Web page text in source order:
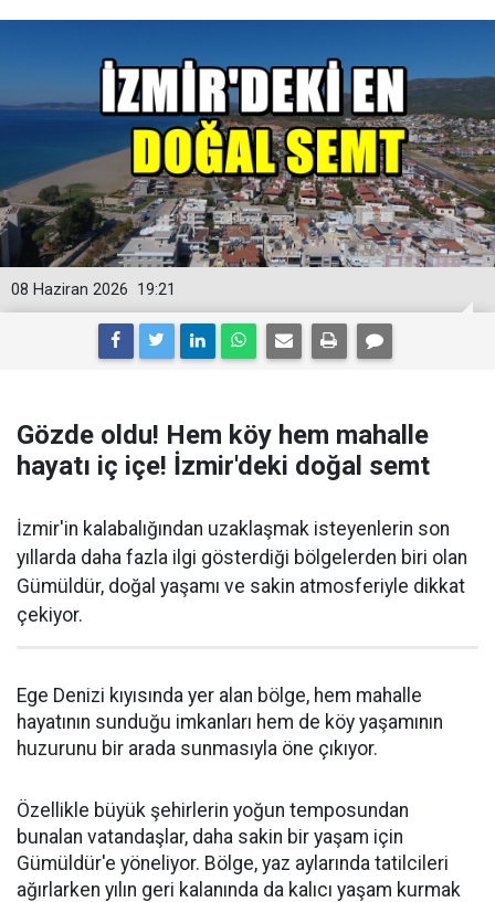
19:21
08 Haziran 2026
Gözde oldu! Hem köy hem mahalle
hayatı iç içe! İzmir'deki doğal semt
İzmir'in kalabalığından uzaklaşmak isteyenlerin son
yıllarda daha fazla ilgi gösterdiği bölgelerden biri olan
Gümüldür, doğal yaşamı ve sakin atmosferiyle dikkat
çekiyor.
Ege Denizi kıyısında yer alan bölge, hem mahalle
hayatının sunduğu imkanları hem de köy yaşamının
huzurunu bir arada sunmasıyla öne çıkıyor.
Özellikle büyük şehirlerin yoğun temposundan
bunalan vatandaşlar, daha sakin bir yaşam için
Gümüldür'e yöneliyor. Bölge, yaz aylarında tatilcileri
ağırlarken yılın geri kalanında da kalıcı yaşam kurmak